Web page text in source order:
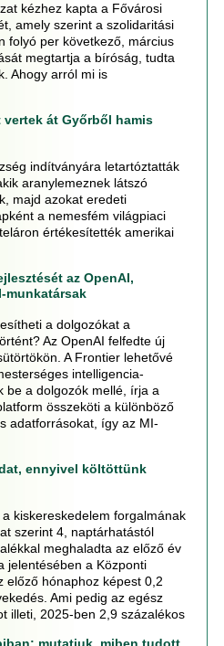
kézhez kapta a Fővárosi
amely szerint a szolidaritási
folyó per következő, március
megtartja a bíróság, tudta
Ahogy arról mi is
át Győrből hamis
indítványára letartóztatták
aranylemeznek látszó
majd azokat eredeti
a nemesfém világpiaci
értékesítették amerikai
az OpenAI,
munkatársak
a dolgozókat a
Az OpenAI felfedte új
A Frontier lehetővé
intelligencia-
be a dolgozók mellé, írja a
összeköti a különböző
adatforrásokat, így az MI-
ennyivel költöttünk
kiskereskedelem forgalmának
szerint 4, naptárhatástól
meghaladta az előző év
jelentésében a Központi
előző hónaphoz képest 0,2
Ami pedig az egész
illeti, 2025-ben 2,9 százalékos